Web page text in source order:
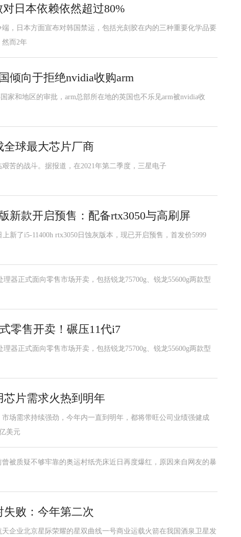
日本依赖依然超过80%
，日本方面宣布对韩国禁运，包括光刻胶在内的三种重要化学品要
然而2年
倾向于拒绝nvidia收购arm
家和地区的审批，arm总部所在地的英国也不乐见arm被nvidia收
球最大芯片厂商
苦的战斗。据报道，在2021年第二季度，三星电子
新款开启预售：配备rtx3050与高刷屏
新了i5-11400h rtx3050日蚀灰版本，现已开启预售，首发价5999
理器正式面向零售市场开卖，包括锐龙75700g、锐龙55600g两款型
零售开卖！碾压11代i7
理器正式面向零售市场开卖，包括锐龙75700g、锐龙55600g两款型
片需求火热到明年
场需求持续强劲，今年内一直到明年，都将带旺公司业绩强健成
美元
被质疑不够牢靠的奥运村纸壳床近日再度爆红，原因来自网友的暴
败：今年第二次
企业北京星际荣耀的星双曲线一号商业运载火箭在我国酒泉卫星发